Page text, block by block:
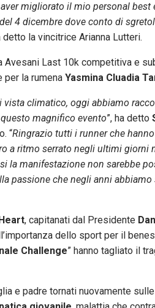
migliorato il mio personal best
4 dicembre dove conto di
detto la vincitrice Arianna Lutteri.
Avesani Last 10k competitiva e
per la rumena Yasmina Cluadia
vista climatico, oggi abbiamo
magnifico evento”, ha detto
“Ringrazio tutti i runner che
a ritmo serrato negli ultimi giorni
la manifestazione non sarebbe
passione che negli anni abbiamo
, capitanati dal Presidente
dello sport per il
Challenge” hanno tagliato il
e padre tornati nuovamente